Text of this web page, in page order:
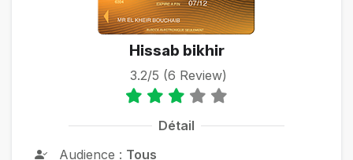
Hissab bikhir
3.2/5 (6 Review)
Détail
Audience : Tous